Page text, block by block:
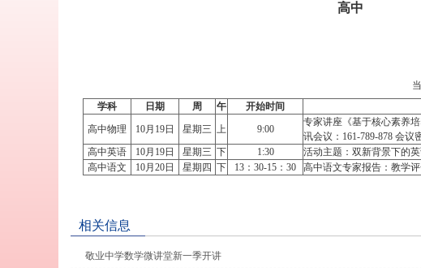
高中
学科 日期 周 午 开始时间
高中物理
10月19日 星期三 上 9:00
专家讲座《基于核心素养
讯会议：161-789-878 会议
高中英语
10月19日 星期三 下 1:30 活动主题：双新背景下的
高中语文
10月20日 星期四 下 13：30-15：30 高中语文专家报告：教学
相关信息
敬业中学数学微讲堂新一季开讲